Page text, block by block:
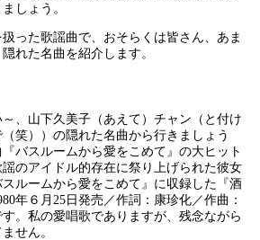
しょう。
った歌謡曲で、おそらくは皆さん、あま
れた名曲を紹介します。
、山下久美子（あえて）チャン（と付け
笑））の隠れた名曲から行きましょう
バスルームから愛をこめて』の大ヒット
のアイドル的存在に祭り上げられた彼女
ルームから愛をこめて』に収録した『酒
年６月25日発売／作詞：康珍化／作曲：
。私の愛唱歌でありますが、残念ながら
せん。